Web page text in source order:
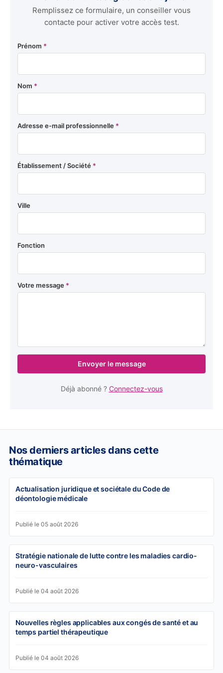
Remplissez ce formulaire, un conseiller vous
contacte pour activer votre accès test.
Prénom *
Nom *
Adresse e-mail professionnelle *
Établissement / Société *
Ville
Fonction
Votre message *
Envoyer le message
Déjà abonné ? Connectez-vous
Nos derniers articles dans cette
thématique
Actualisation juridique et sociétale du Code de
déontologie médicale
Publié le 05 août 2026
Stratégie nationale de lutte contre les maladies cardio-
neuro-vasculaires
Publié le 04 août 2026
Nouvelles règles applicables aux congés de santé et au
temps partiel thérapeutique
Publié le 04 août 2026